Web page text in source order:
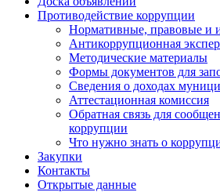
Противодействие коррупции
Нормативные, правовые и
Антикоррупционная
Методические материалы
Формы документов для
Сведения о доходах
Аттестационная комиссия
Обратная связь для
коррупции
Что нужно знать о
Закупки
Контакты
Открытые данные